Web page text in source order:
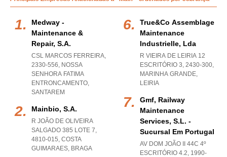
Medway -
Maintenance &
Repair, S.a.
CSL MARCOS FERREIRA,
2330-556, NOSSA
SENHORA FATIMA
ENTRONCAMENTO,
SANTAREM
Mainbio, S.a.
R JOÃO DE OLIVEIRA
SALGADO 385 LOTE 7,
4810-015, COSTA
GUIMARAES, BRAGA
True&co Assemblage
Maintenance
Industrielle, Lda
R VIEIRA DE LEIRIA 12
ESCRITÓRIO 3, 2430-300,
MARINHA GRANDE,
LEIRIA
Gmf, Railway
Maintenance
Services, S.l. -
Sucursal Em Portugal
AV DOM JOÃO II 44C 4º
ESCRITÓRIO 4.2, 1990-